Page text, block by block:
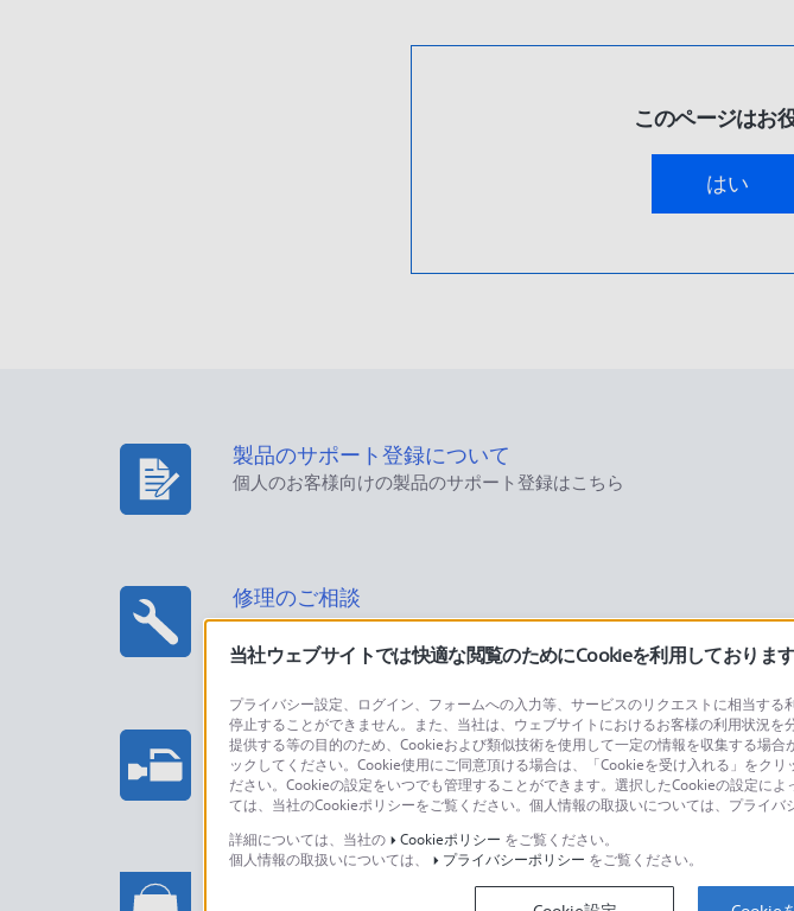
このページはお
はい
製品のサポート登録について
個人のお客様向けの製品のサポート登録はこちら
修理のご相談
プロフェッショナル/業務用製品に関するお問い合わせ
法人のお客様はこちら
ソニーストアでのお買い物に関するご利用ガイド・お問
当社ウェブサイトでは快適な閲覧のためにCookieを利用しております
プライバシー設定、ログイン、フォームへの入力等、サービスのリクエストに相当す
停止することができません。また、当社は、ウェブサイトにおけるお客様の利用状況
提供する等の目的のため、Cookieおよび類似技術を使用して一定の情報を収集する場
ックしてください。Cookie使用にご同意頂ける場合は、「Cookieを受け入れる」をク
ださい。Cookieの設定をいつでも管理することができます。選択したCookieの設定に
ては、当社のCookieポリシーをご覧ください。個人情報の取扱いについては、プライバ
詳細については、当社の
Cookieポリシー をご覧ください。
個人情報の取扱いについては、
プライバシーポリシー をご覧ください。